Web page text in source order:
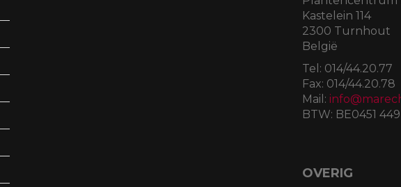
Kastelein 114
2300 Turnhout
België
Tel: 014/44.20.77
Fax: 014/44.20.78
Mail:
BTW: BE0451
OVERIG